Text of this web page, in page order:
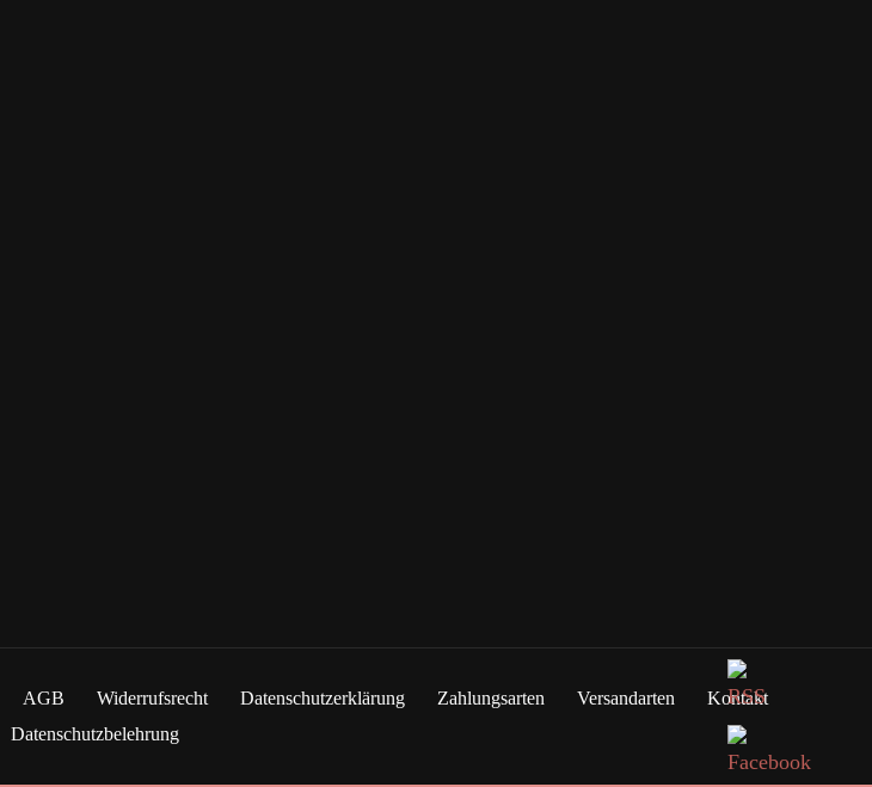
AGB Widerrufsrecht Datenschutzerklärung Zahlungsarten Versandarten
Kontakt
Datenschutzbelehrung